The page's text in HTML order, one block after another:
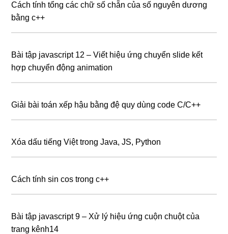
Cách tính tổng các chữ số chẵn của số nguyên dương
bằng c++
Bài tập javascript 12 – Viết hiệu ứng chuyển slide kết
hợp chuyển động animation
Giải bài toán xếp hậu bằng đệ quy dùng code C/C++
Xóa dấu tiếng Việt trong Java, JS, Python
Cách tính sin cos trong c++
Bài tập javascript 9 – Xử lý hiệu ứng cuộn chuột của
trang kênh14